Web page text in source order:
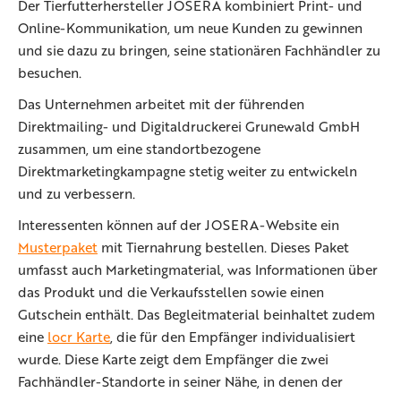
Der Tierfutterhersteller JOSERA kombiniert Print- und
Online-Kommunikation, um neue Kunden zu gewinnen
und sie dazu zu bringen, seine stationären Fachhändler zu
besuchen.
Das Unternehmen arbeitet mit der führenden
Direktmailing- und Digitaldruckerei Grunewald GmbH
zusammen, um eine standortbezogene
Direktmarketingkampagne stetig weiter zu entwickeln
und zu verbessern.
Interessenten können auf der JOSERA-Website ein
Musterpaket mit Tiernahrung bestellen. Dieses Paket
umfasst auch Marketingmaterial, was Informationen über
das Produkt und die Verkaufsstellen sowie einen
Gutschein enthält. Das Begleitmaterial beinhaltet zudem
eine locr Karte, die für den Empfänger individualisiert
wurde. Diese Karte zeigt dem Empfänger die zwei
Fachhändler-Standorte in seiner Nähe, in denen der